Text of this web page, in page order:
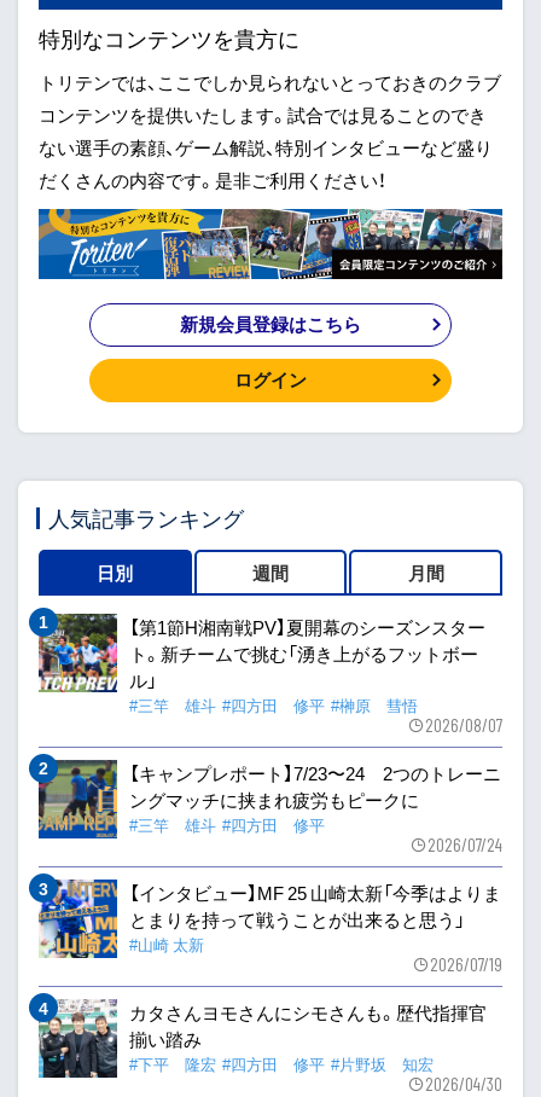
特別なコンテンツを貴方に
トリテンでは、ここでしか見られないとっておきのクラブ
コンテンツを提供いたします。試合では見ることのでき
ない選手の素顔、ゲーム解説、特別インタビューなど盛り
だくさんの内容です。是非ご利用ください！
新規会員登録はこちら
ログイン
人気記事ランキング
日別 週間 月間
【第1節H湘南戦PV】夏開幕のシーズンスター
ト。新チームで挑む「湧き上がるフットボー
ル」
#三竿 雄斗 #四方田 修平 #榊原 彗悟
2026/08/07
【キャンプレポート】7/23〜24 2つのトレーニ
ングマッチに挟まれ疲労もピークに
#三竿 雄斗 #四方田 修平
2026/07/24
【インタビュー】MF 25 山崎太新「今季はよりま
とまりを持って戦うことが出来ると思う」
#山崎 太新
2026/07/19
カタさんヨモさんにシモさんも。歴代指揮官
揃い踏み
#下平 隆宏 #四方田 修平 #片野坂 知宏
2026/04/30